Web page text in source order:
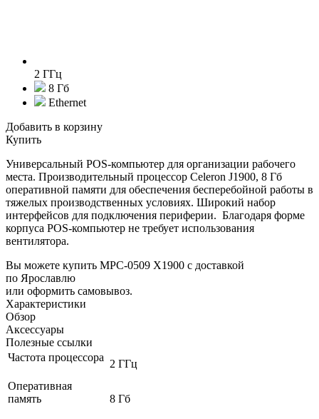
2 ГГц
8 Гб
Ethernet
Добавить в корзину
Купить
Универсальный POS-компьютер для организации рабочего
места. Производительный процессор Celeron J1900, 8 Гб
оперативной памяти для обеспечения бесперебойной работы в
тяжелых производственных условиях. Широкий набор
интерфейсов для подключения периферии. Благодаря форме
корпуса POS-компьютер не требует использования
вентилятора.
Вы можете купить MPC-0509 X1900 с доставкой
по Ярославлю
или оформить самовывоз.
Характеристики
Обзор
Аксессуары
Полезные ссылки
Частота процессора
2 ГГц
Оперативная
память
8 Гб